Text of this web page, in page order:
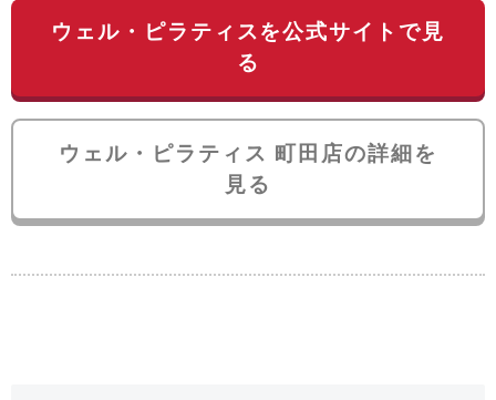
ウェル・ピラティスを公式サイトで見
る
ウェル・ピラティス 町田店の詳細を
見る